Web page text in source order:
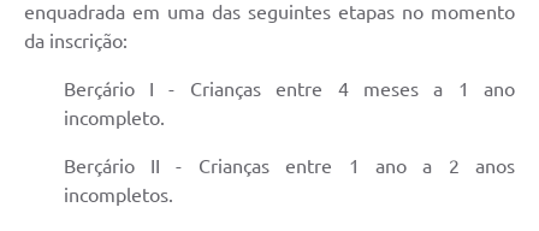
enquadrada em uma das seguintes etapas no momento
da inscrição:
Berçário I - Crianças entre 4 meses a 1 ano
incompleto.
Berçário II - Crianças entre 1 ano a 2 anos
incompletos.